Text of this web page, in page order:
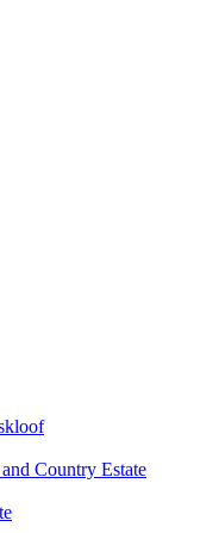
Country Estate